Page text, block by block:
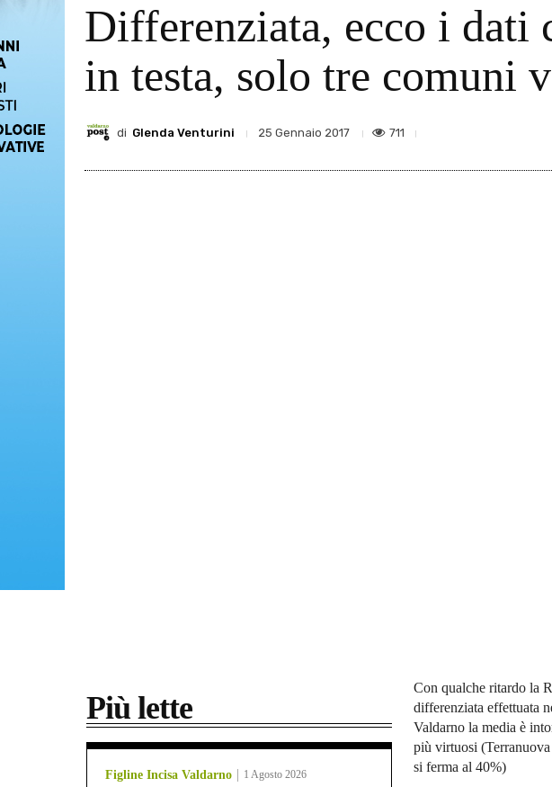
Differenziata, ecco i dati
in testa, solo tre comuni
di Glenda Venturini 25 Gennaio 2017 711
Più lette
Figline Incisa Valdarno 1 Agosto 2026
Con qualche ritardo la
differenziata effettuata
Valdarno la media è
più virtuosi
si ferma al 40%)